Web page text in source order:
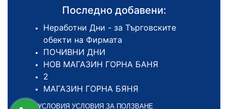
Последно добавени:
Неработни Дни - за Търговските
обекти на Фирмата
ПОЧИВНИ ДНИ
НОВ МАГАЗИН ГОРНА БАНЯ
2
МАГАЗИН ГОРНА БЯНЯ
ОБЩИ УСЛОВИЯ УСЛОВИЯ ЗА ПОЛЗВАНЕ